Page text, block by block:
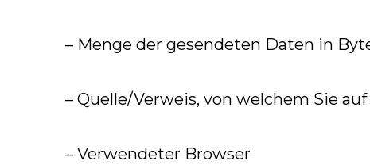
– Menge der gesendeten Daten in
– Quelle/Verweis, von welchem Sie
– Verwendeter Browser